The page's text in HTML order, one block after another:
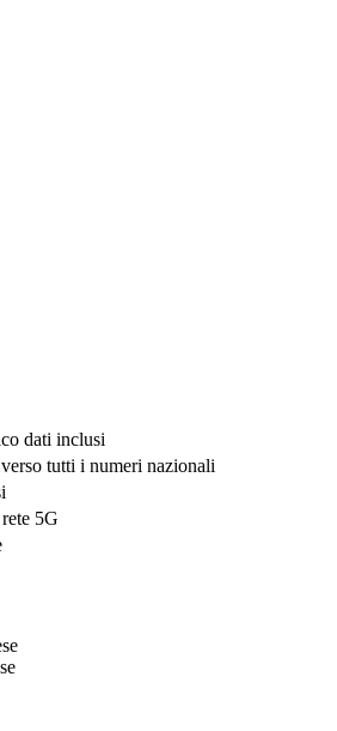
dati inclusi
tutti i numeri nazionali
5G